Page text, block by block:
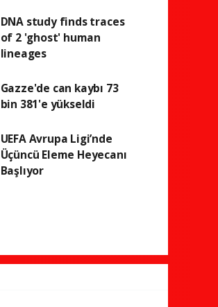
DNA study finds traces
of 2 'ghost' human
lineages
Gazze'de can kaybı 73
bin 381'e yükseldi
UEFA Avrupa Ligi’nde
Üçüncü Eleme Heyecanı
Başlıyor